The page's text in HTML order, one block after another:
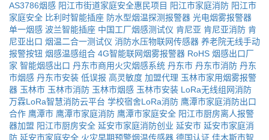
AS3786烟感 阳江市街道家庭安全惠民项目 阳江市家庭消防 阳江市
家庭安全 比利时智能插座 防水型烟温探测报警器 光电烟雾报警器
单一烟感 波兰智能插座 中国工厂烟感测试仪 肯尼亚 肯尼亚消防 肯
尼亚出口 烟温二合一测试仪 消防水压物联网传感器 养老院无线手动
报警按钮 烟感温感组合 4G智能联网烟雾报警器 RoHS 烟感出口厂
家 智能烟感出口 丹东市商用火灾烟感系统 丹东市 丹东市消防 丹东
市烟感 丹东市安装 低误报 高灵敏度 加盟代理 玉林市家用烟雾报警
器 玉林市 玉林市消防 玉林市烟感 玉林市安装 LoRa无线组网消防
万霖LoRa智慧消防云平台 学校宿舍LoRa消防 鹰潭市家庭消防出口
合作 鹰潭市 鹰潭市家庭消防 鹰潭市家庭安全 阳江市厨房离人报警
器加盟 阳江市厨房安全 延安市家庭消防创业 延安市 延安市家庭消
防 延安市家庭安全 火灾早期预警烟温传感器 德国认证 佳木斯市智